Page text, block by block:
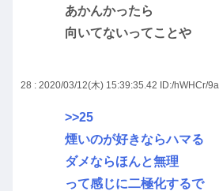
あかんかったら
向いてないってことや
28 : 2020/03/12(木) 15:39:35.42 ID:/hWHCr/9a
>>25
煙いのが好きならハマる
ダメならほんと無理
って感じに二極化するで